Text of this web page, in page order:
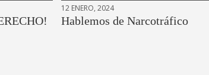
12 ENERO, 2024
Hablemos de Narcotráfico